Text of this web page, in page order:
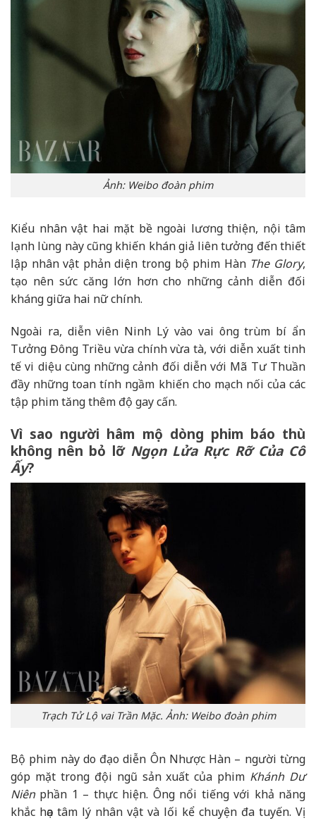
Ảnh: Weibo đoàn phim
Kiểu nhân vật hai mặt bề ngoài lương thiện, nội tâm
lạnh lùng này cũng khiến khán giả liên tưởng đến thiết
lập nhân vật phản diện trong bộ phim HànThe Glory,
tạo nên sức căng lớn hơn cho những cảnh diễn đối
kháng giữa hai nữ chính.
Ngoài ra, diễn viên Ninh Lý vào vai ông trùm bí ẩn
Tưởng Đông Triều vừa chính vừa tà, với diễn xuất tinh
tế vi diệu cùng những cảnh đối diễn với Mã Tư Thuần
đầy những toan tính ngầm khiến cho mạch nối của các
tập phim tăng thêm độ gay cấn.
Vì sao người hâm mộ dòng phim báo thù
không nên bỏ lỡ Ngọn Lửa Rực Rỡ Của Cô
Ấy?
Trạch Tử Lộ vai Trần Mặc. Ảnh: Weibo đoàn phim
Bộ phim này do đạo diễn Ôn Nhược Hàn – người từng
góp mặt trong đội ngũ sản xuất của phim Khánh Dư
Niênphần 1 – thực hiện. Ông nổi tiếng với khả năng
khắc họa tâm lý nhân vật và lối kể chuyện đa tuyến. Vị